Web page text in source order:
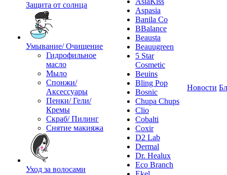
Защита от солнца
Умывание/ Очищение
Гидрофильное
масло
Мыло
Спонжи/
Аксессуары
Пенки/ Гели/
Кремы
Скраб/ Пилинг
Снятие макияжа
Уход за волосами
Aspasia
Banila Co
BBalance
Beausta
Beauugreen
5 Star
Cosmetic
Beuins
Bling Pop
Bosnic
Chupa Chups
Clio
Cobalti
Coxir
D2 Lab
Dermal
Dr. Healux
Eco Branch
Новости